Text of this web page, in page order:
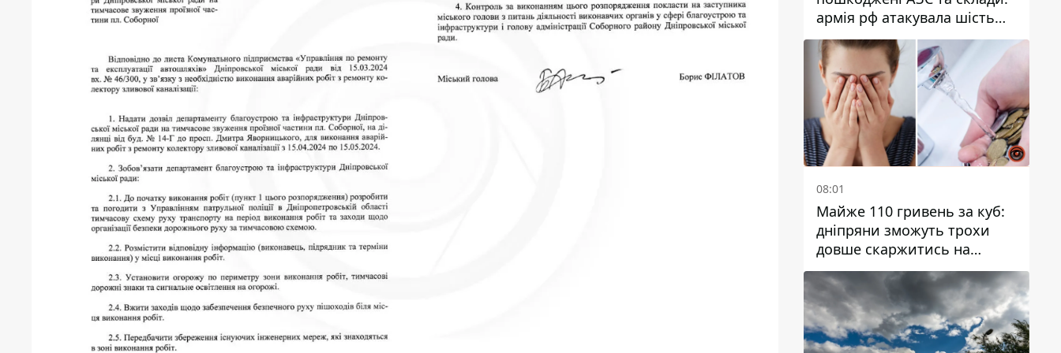
армія рф атакувала шість
районів Дніпропетровської
області
08:01
Майже 110 гривень за куб:
дніпряни зможуть трохи
довше скаржитись на
заплановані тарифи на воду
на 2027 рік